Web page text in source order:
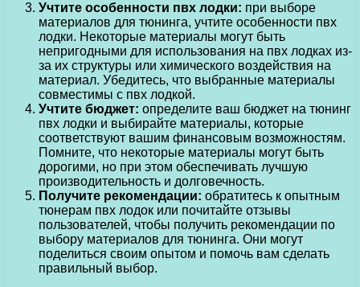
Учтите особенности пвх лодки: при выборе
материалов для тюнинга, учтите особенности пвх
лодки. Некоторые материалы могут быть
непригодными для использования на пвх лодках из-
за их структуры или химического воздействия на
материал. Убедитесь, что выбранные материалы
совместимы с пвх лодкой.
Учтите бюджет: определите ваш бюджет на тюнинг
пвх лодки и выбирайте материалы, которые
соответствуют вашим финансовым возможностям.
Помните, что некоторые материалы могут быть
дорогими, но при этом обеспечивать лучшую
производительность и долговечность.
Получите рекомендации: обратитесь к опытным
тюнерам пвх лодок или почитайте отзывы
пользователей, чтобы получить рекомендации по
выбору материалов для тюнинга. Они могут
поделиться своим опытом и помочь вам сделать
правильный выбор.